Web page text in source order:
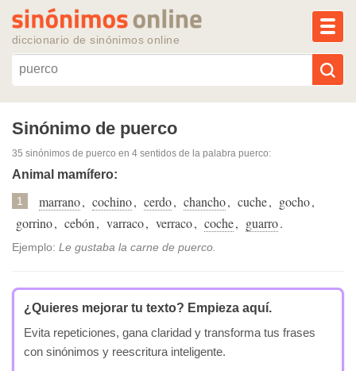
diccionario de sinónimos online
Sinónimos populares
Temas populares
Temas recientes
Sinónimo de puerco
35 sinónimos de puerco en 4 sentidos de la palabra puerco:
Animal mamífero:
1 marrano, cochino, cerdo, chancho, cuche, gocho,
gorrino, cebón, varraco, verraco, coche, guarro.
Ejemplo: Le gustaba la carne de puerco.
¿Quieres mejorar tu texto? Empieza aquí.
Evita repeticiones, gana claridad y transforma tus frases
con sinónimos y reescritura inteligente.